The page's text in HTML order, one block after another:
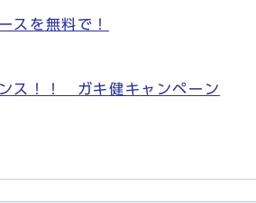
スを無料で！
ス！！ ガキ健キャンペーン